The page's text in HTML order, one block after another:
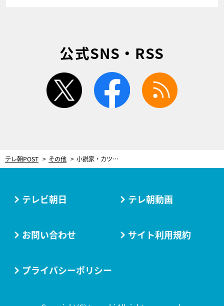
公式SNS・RSS
twitter facebook
テレ朝POST その他 小説家・カツセマサヒコ、フォロワー8万人を増やした“胸キュン妄想ツイート”に赤面「死にたいな、これ」
テレビ朝日 テレ朝動画
お問い合わせ サイト利用規約
プライバシーポリシー